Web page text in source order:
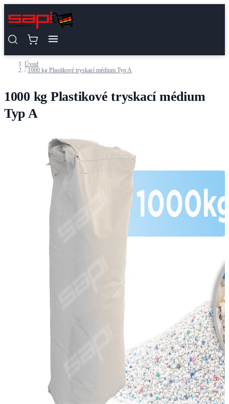
Úvod
/ 1000 kg Plastikové tryskací médium Typ A
1000 kg Plastikové tryskací médium
Typ A